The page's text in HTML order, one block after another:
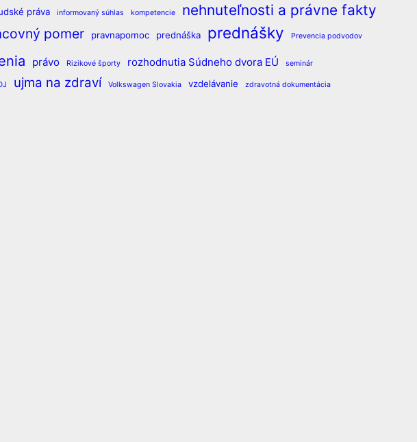
práva informovaný súhlas kompetencie nehnuteľnosti a právne fakty
pomer pravnapomoc prednáška prednášky Prevencia podvodov
právo Rizikové športy rozhodnutia Súdneho dvora EÚ seminár
ujma na zdraví Volkswagen Slovakia vzdelávanie
zdravotná dokumentácia